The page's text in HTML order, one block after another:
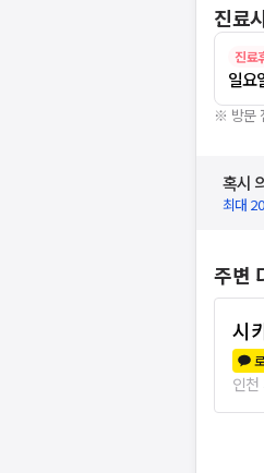
진료
진료
일요
※ 방문
혹시
최대
주변
시
인